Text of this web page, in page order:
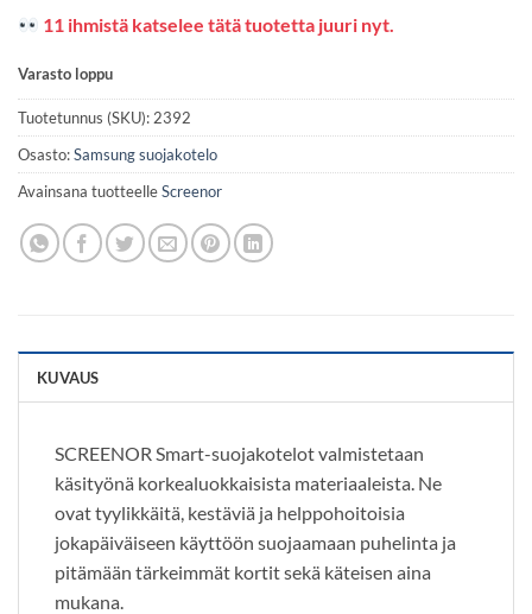
11 ihmistä katselee tätä tuotetta juuri nyt.
Varasto loppu
Tuotetunnus (SKU): 2392
Osasto:Samsung suojakotelo
Avainsana tuotteelleScreenor
KUVAUS
SCREENOR Smart-suojakotelot valmistetaan
käsityönä korkealuokkaisista materiaaleista. Ne
ovat tyylikkäitä, kestäviä ja helppohoitoisia
jokapäiväiseen käyttöön suojaamaan puhelinta ja
pitämään tärkeimmät kortit sekä käteisen aina
mukana.